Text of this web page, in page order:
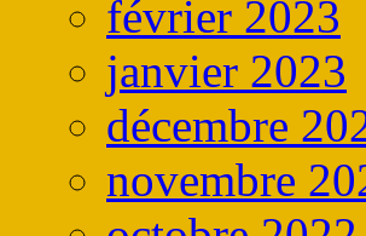
février 2023
janvier 2023
décembre
novembre